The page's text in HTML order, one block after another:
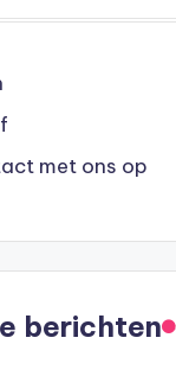
met ons op
berichten